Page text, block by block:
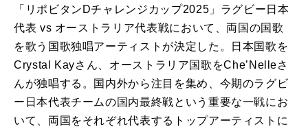
「リポビタンDチャレンジカップ2025」ラグビー日本
代表 vs オーストラリア代表戦において、両国の国歌
を歌う国歌独唱アーティストが決定した。日本国歌を
Crystal Kayさん、オーストラリア国歌をChe’Nelleさ
んが独唱する。国内外から注目を集め、今期のラグビ
ー日本代表チームの国内最終戦という重要な一戦にお
いて、両国をそれぞれ代表するトップアーティストに